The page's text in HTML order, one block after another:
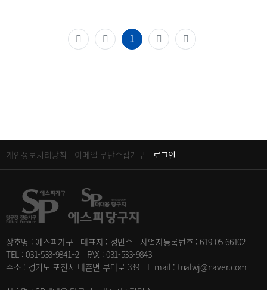
1(current)
개인정보처리방침 이메일 무단수집거부 로그인
상호명 : 에스피가구 대표자 : 정민수
사업자등록번호 : 619-05-66102
TEL : 031-533-9841~2
FAX : 031-533-9843
주소 : 경기도 포천시 내촌면 부마로 339
E-mail : tnalwj@naver.com